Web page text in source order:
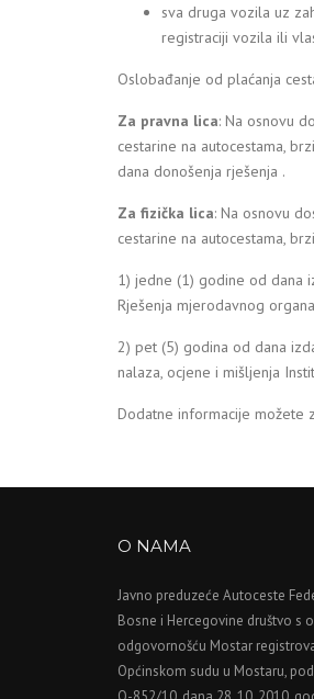
sva druga vozila uz
registraciji vozila ili
Oslobađanje od plaćanja
Za pravna lica: Na osnovu
cestarine na autocestama,
dana donošenja rješenja .
Za fizička lica: Na osnovu
cestarine na autocestama,
1) jedne (1) godine od dana
Rješenja mjerodavnog
2) pet (5) godina od dana
nalaza, ocjene i mišljenja
Dodatne informacije možete
O NAMA
Javno preduzeće Autoceste
Bosne i Hercegovine društvo s
odgovornošću Mostar
Općinskom sudu u Mostaru,